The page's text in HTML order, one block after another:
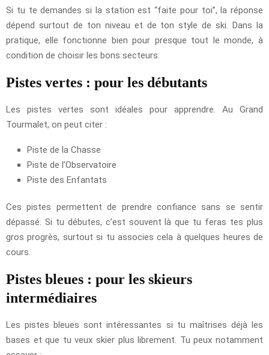
Si tu te demandes si la station est “faite pour toi”, la réponse
dépend surtout de ton niveau et de ton style de ski. Dans la
pratique, elle fonctionne bien pour presque tout le monde, à
condition de choisir les bons secteurs.
Pistes vertes : pour les débutants
Les pistes vertes sont idéales pour apprendre. Au Grand
Tourmalet, on peut citer :
Piste de la Chasse
Piste de l’Observatoire
Piste des Enfantats
Ces pistes permettent de prendre confiance sans se sentir
dépassé. Si tu débutes, c’est souvent là que tu feras tes plus
gros progrès, surtout si tu associes cela à quelques heures de
cours.
Pistes bleues : pour les skieurs
intermédiaires
Les pistes bleues sont intéressantes si tu maîtrises déjà les
bases et que tu veux skier plus librement. Tu peux notamment